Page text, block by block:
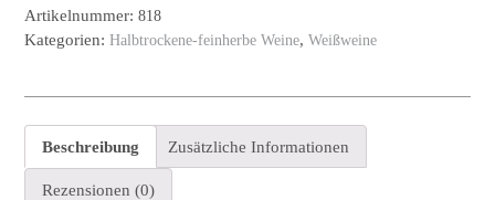
Artikelnummer: 818
Kategorien: Halbtrockene-feinherbe Weine, Weißweine
Beschreibung Zusätzliche Informationen
Rezensionen (0)